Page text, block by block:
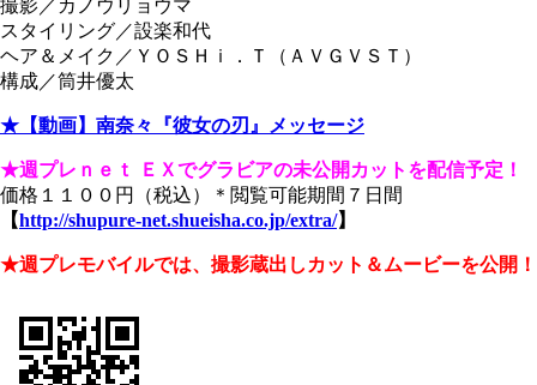
撮影／カノウリョウマ
スタイリング／設楽和代
ヘア＆メイク／ＹＯＳＨｉ．Ｔ（ＡＶＧＶＳＴ）
構成／筒井優太
★【動画】南奈々『彼女の刃』メッセージ
★週プレｎｅｔ ＥＸでグラビアの未公開カットを配信予定！
価格１１００円（税込）＊閲覧可能期間７日間
【http://shupure-net.shueisha.co.jp/extra/】
★週プレモバイルでは、撮影蔵出しカット＆ムービーを公開！